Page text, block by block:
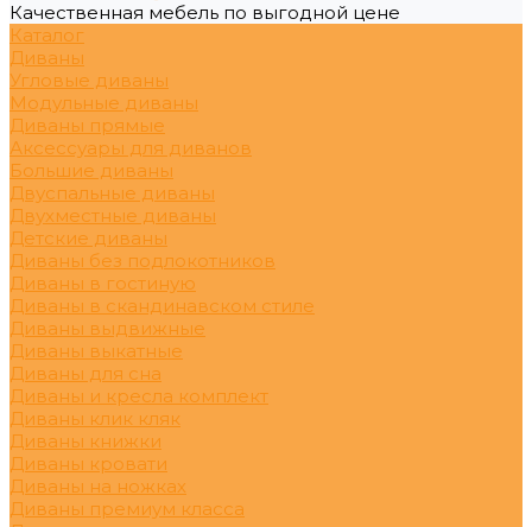
Качественная мебель по выгодной цене
Каталог
Диваны
Угловые диваны
Модульные диваны
Диваны прямые
Аксессуары для диванов
Большие диваны
Двуспальные диваны
Двухместные диваны
Детские диваны
Диваны без подлокотников
Диваны в гостиную
Диваны в скандинавском стиле
Диваны выдвижные
Диваны выкатные
Диваны для сна
Диваны и кресла комплект
Диваны клик кляк
Диваны книжки
Диваны кровати
Диваны на ножках
Диваны премиум класса